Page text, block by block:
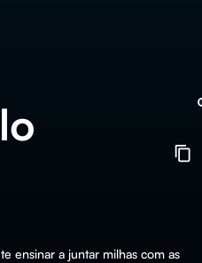
ensinar a juntar milhas com as